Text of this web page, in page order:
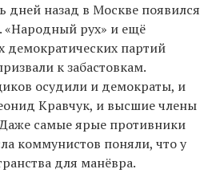
дней назад в Москве появился
«Народный рух» и ещё
демократических партий
к забастовкам.
осудили и демократы, и
Кравчук, и высшие члены
самые ярые противники
коммунистов поняли, что у
для манёвра.